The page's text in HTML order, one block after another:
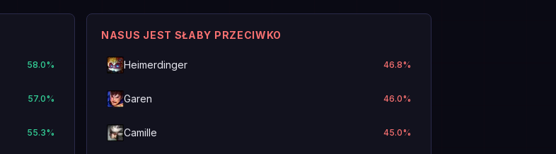
58.0%
57.0%
55.3%
NASUS JEST SŁABY PRZECIWKO
Heimerdinger 46.8%
Garen 46.0%
Camille 45.0%